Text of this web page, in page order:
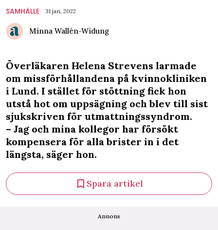
SAMHÄLLE 31 jan, 2022
Minna Wallén-Widung
Överläkaren Helena Strevens larmade
om missförhållandena på kvinnokliniken
i Lund. I stället för stöttning fick hon
utstå hot om uppsägning och blev till sist
sjukskriven för utmattningssyndrom.
– Jag och mina kollegor har försökt
kompensera för alla brister in i det
längsta, säger hon.
Spara artikel
Annons